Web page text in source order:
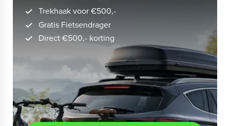
Trekhaak voor €500,-
Gratis Fietsendrager
Direct €500,- korting